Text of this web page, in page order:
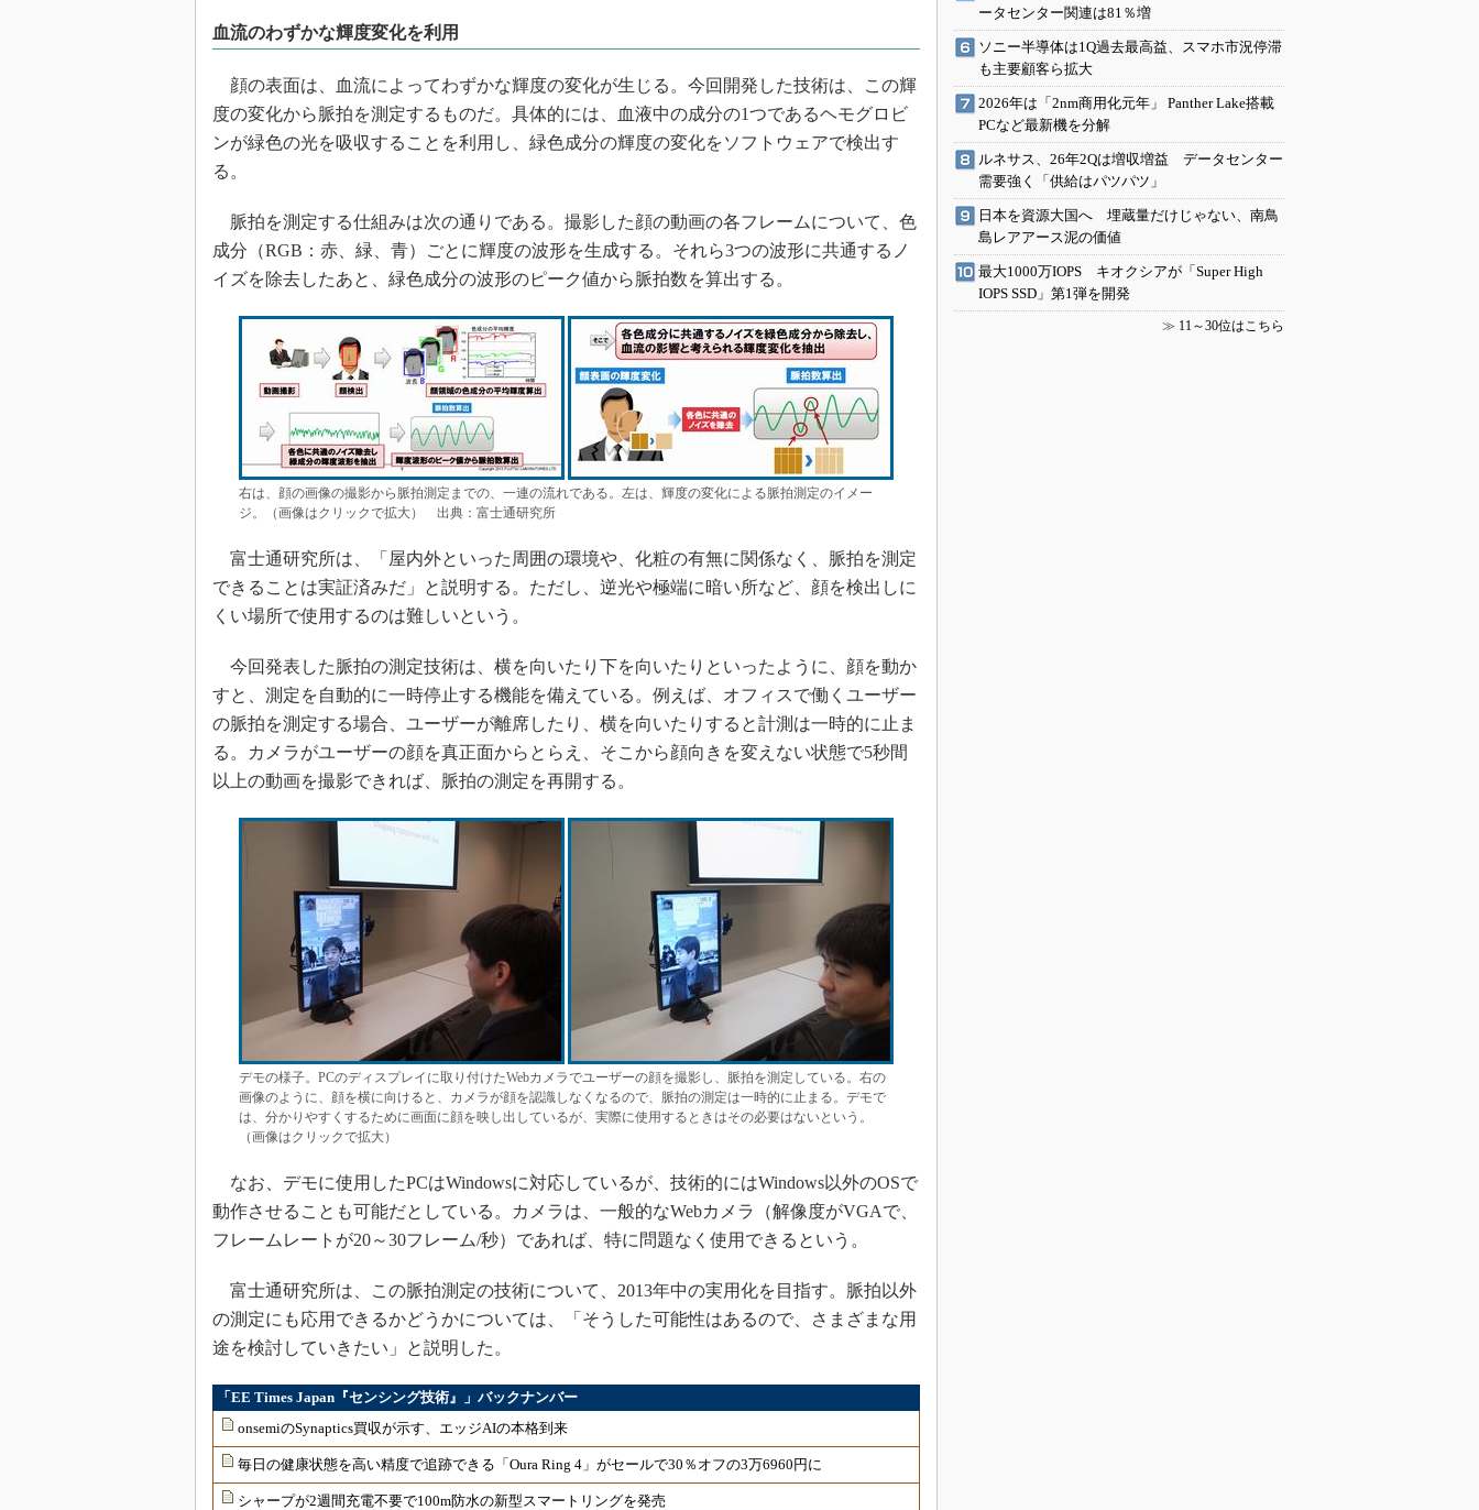
血流のわずかな輝度変化を利用
顔の表面は、血流によってわずかな輝度の変化が生じる。今回開発した技術は、この輝
度の変化から脈拍を測定するものだ。具体的には、血液中の成分の1つであるヘモグロビ
ンが緑色の光を吸収することを利用し、緑色成分の輝度の変化をソフトウェアで検出す
る。
脈拍を測定する仕組みは次の通りである。撮影した顔の動画の各フレームについて、色
成分（RGB：赤、緑、青）ごとに輝度の波形を生成する。それら3つの波形に共通するノ
イズを除去したあと、緑色成分の波形のピーク値から脈拍数を算出する。
右は、顔の画像の撮影から脈拍測定までの、一連の流れである。左は、輝度の変化による脈拍測定のイメー
ジ。（画像はクリックで拡大） 出典：富士通研究所
富士通研究所は、「屋内外といった周囲の環境や、化粧の有無に関係なく、脈拍を測定
できることは実証済みだ」と説明する。ただし、逆光や極端に暗い所など、顔を検出しに
くい場所で使用するのは難しいという。
今回発表した脈拍の測定技術は、横を向いたり下を向いたりといったように、顔を動か
すと、測定を自動的に一時停止する機能を備えている。例えば、オフィスで働くユーザー
の脈拍を測定する場合、ユーザーが離席したり、横を向いたりすると計測は一時的に止ま
る。カメラがユーザーの顔を真正面からとらえ、そこから顔向きを変えない状態で5秒間
以上の動画を撮影できれば、脈拍の測定を再開する。
デモの様子。PCのディスプレイに取り付けたWebカメラでユーザーの顔を撮影し、脈拍を測定している。右の
画像のように、顔を横に向けると、カメラが顔を認識しなくなるので、脈拍の測定は一時的に止まる。デモで
は、分かりやすくするために画面に顔を映し出しているが、実際に使用するときはその必要はないという。
（画像はクリックで拡大）
なお、デモに使用したPCはWindowsに対応しているが、技術的にはWindows以外のOSで
動作させることも可能だとしている。カメラは、一般的なWebカメラ（解像度がVGAで、
フレームレートが20～30フレーム/秒）であれば、特に問題なく使用できるという。
富士通研究所は、この脈拍測定の技術について、2013年中の実用化を目指す。脈拍以外
の測定にも応用できるかどうかについては、「そうした可能性はあるので、さまざまな用
途を検討していきたい」と説明した。
「EE Times Japan『センシング技術』」バックナンバー
onsemiのSynaptics買収が示す、エッジAIの本格到来
毎日の健康状態を高い精度で追跡できる「Oura Ring 4」がセールで30％オフの3万6960円に
シャープが2週間充電不要で100m防水の新型スマートリングを発売
ータセンター関連は81％増
ソニー半導体は1Q過去最高益、スマホ市況停滞
も主要顧客ら拡大
2026年は「2nm商用化元年」 Panther Lake搭載
PCなど最新機を分解
ルネサス、26年2Qは増収増益 データセンター
需要強く「供給はパツパツ」
日本を資源大国へ 埋蔵量だけじゃない、南鳥
島レアアース泥の価値
最大1000万IOPS キオクシアが「Super High
IOPS SSD」第1弾を開発
≫ 11～30位はこちら